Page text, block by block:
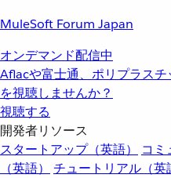
MuleSoft Forum Japan
オンデマンド配信中
Aflacや富士通、ポリプラス
を視聴しませんか？
視聴する
開発者リソース
スタートアップ（英語）
コミ
（英語）
チュートリアル（英